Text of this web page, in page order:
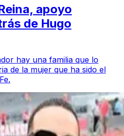
apoyo
de Hugo
hay una familia que lo
de la mujer que ha sido el